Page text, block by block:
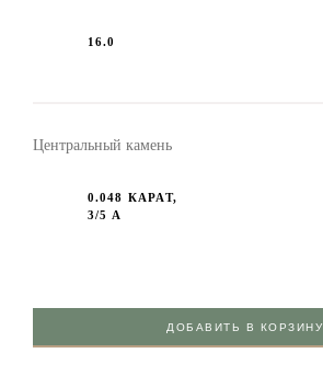
16.0
Центральный камень
0.048 КАРАТ,
3/5 А
ДОБАВИТЬ В КОРЗИНУ